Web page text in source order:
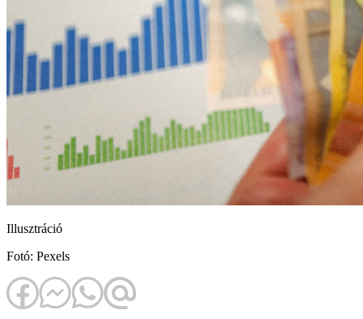
Illusztráció
Fotó: Pexels